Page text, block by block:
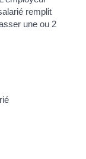
remplit
une ou 2